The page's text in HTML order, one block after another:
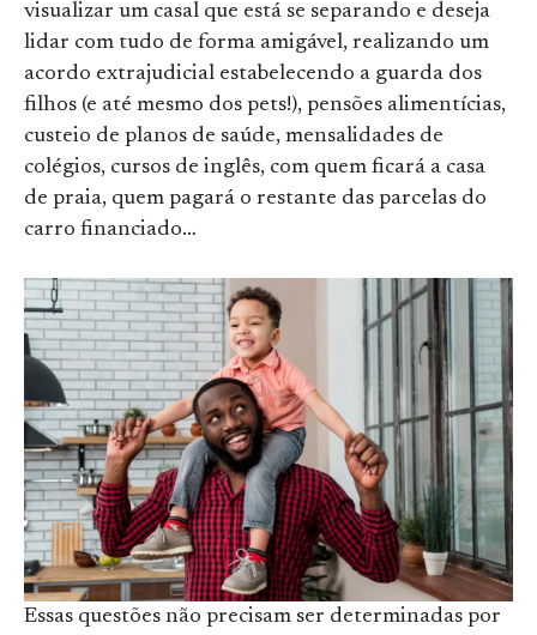
visualizar um casal que está se separando e deseja
lidar com tudo de forma amigável, realizando um
acordo extrajudicial estabelecendo a guarda dos
filhos (e até mesmo dos pets!), pensões alimentícias,
custeio de planos de saúde, mensalidades de
colégios, cursos de inglês, com quem ficará a casa
de praia, quem pagará o restante das parcelas do
carro financiado…
Essas questões não precisam ser determinadas por